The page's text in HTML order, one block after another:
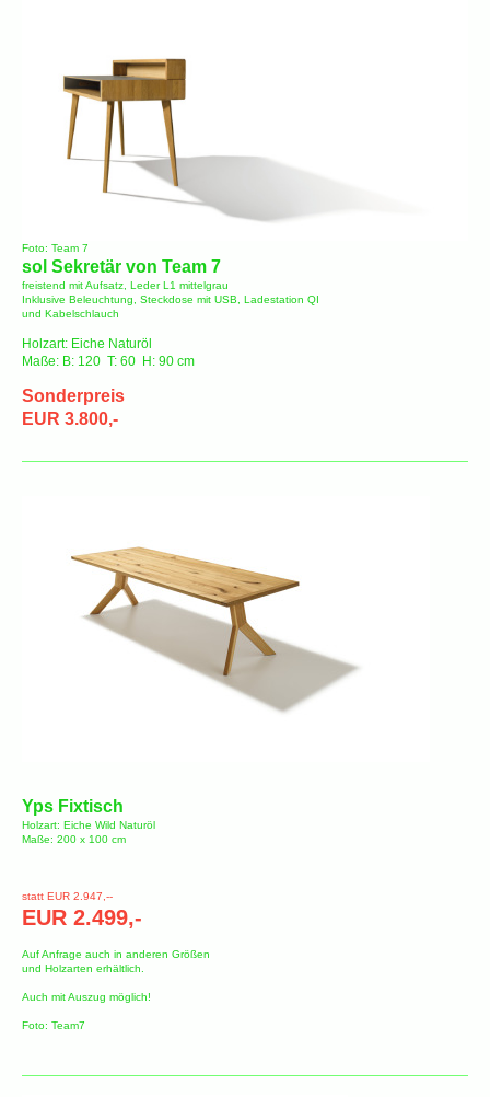
Foto: Team 7
sol Sekretär von Team 7
freistend mit Aufsatz, Leder L1 mittelgrau
Inklusive Beleuchtung, Steckdose mit USB, Ladestation QI
und Kabelschlauch
Holzart: Eiche Naturöl
Maße: B: 120 T: 60 H: 90 cm
Sonderpreis
EUR 3.800,-
Yps Fixtisch
Holzart: Eiche Wild Naturöl
Maße: 200 x 100 cm
statt EUR 2.947,--
EUR 2.499,-
Auf Anfrage auch in anderen Größen
und Holzarten erhältlich.
Auch mit Auszug möglich!
Foto: Team7